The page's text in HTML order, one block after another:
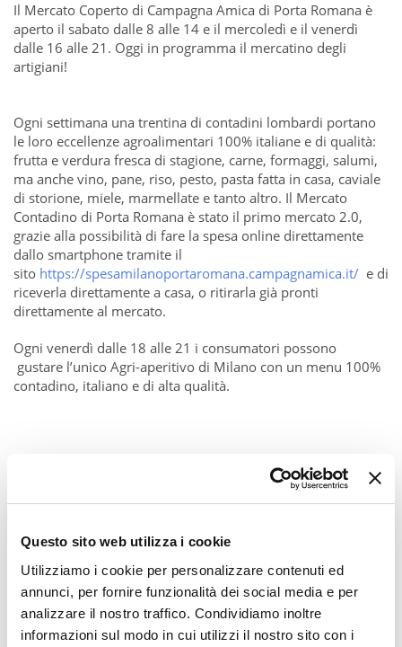
Questo sito web utilizza i cookie
Utilizziamo i cookie per personalizzare contenuti ed
annunci, per fornire funzionalità dei social media e per
analizzare il nostro traffico. Condividiamo inoltre
informazioni sul modo in cui utilizzi il nostro sito con i
Il Mercato Coperto di Campagna Amica di Porta Romana è
aperto il sabato dalle 8 alle 14 e il mercoledì e il venerdì
dalle 16 alle 21. Oggi in programma il mercatino degli
artigiani!
Ogni settimana una trentina di contadini lombardi portano
le loro eccellenze agroalimentari 100% italiane e di qualità:
frutta e verdura fresca di stagione, carne, formaggi, salumi,
ma anche vino, pane, riso, pesto, pasta fatta in casa, caviale
di storione, miele, marmellate e tanto altro. Il Mercato
Contadino di Porta Romana è stato il primo mercato 2.0,
grazie alla possibilità di fare la spesa online direttamente
dallo smartphone tramite il
sito https://spesamilanoportaromana.campagnamica.it/ e di
riceverla direttamente a casa, o ritirarla già pronti
direttamente al mercato.
Ogni venerdì dalle 18 alle 21 i consumatori possono
gustare l’unico Agri-aperitivo di Milano con un menu 100%
contadino, italiano e di alta qualità.